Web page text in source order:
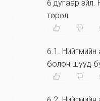
6 дугаар зүйл.
төрөл
6.1 . Нийгмийн
болон шууд